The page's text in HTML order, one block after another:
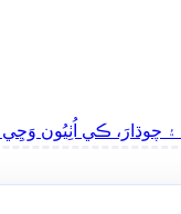
چوڌارَ، ڪي اُٺِيُون